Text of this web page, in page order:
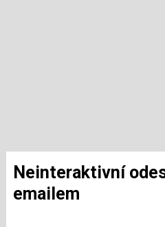
Neinteraktivní odesílání příloh
emailem